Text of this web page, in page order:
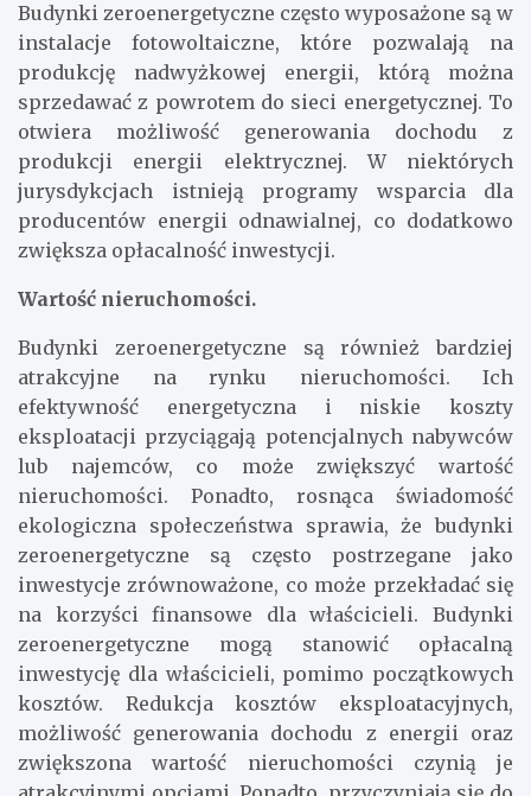
Budynki zeroenergetyczne często wyposażone są w
instalacje fotowoltaiczne, które pozwalają na
produkcję nadwyżkowej energii, którą można
sprzedawać z powrotem do sieci energetycznej. To
otwiera możliwość generowania dochodu z
produkcji energii elektrycznej. W niektórych
jurysdykcjach istnieją programy wsparcia dla
producentów energii odnawialnej, co dodatkowo
zwiększa opłacalność inwestycji.
Wartość nieruchomości.
Budynki zeroenergetyczne są również bardziej
atrakcyjne na rynku nieruchomości. Ich
efektywność energetyczna i niskie koszty
eksploatacji przyciągają potencjalnych nabywców
lub najemców, co może zwiększyć wartość
nieruchomości. Ponadto, rosnąca świadomość
ekologiczna społeczeństwa sprawia, że budynki
zeroenergetyczne są często postrzegane jako
inwestycje zrównoważone, co może przekładać się
na korzyści finansowe dla właścicieli. Budynki
zeroenergetyczne mogą stanowić opłacalną
inwestycję dla właścicieli, pomimo początkowych
kosztów. Redukcja kosztów eksploatacyjnych,
możliwość generowania dochodu z energii oraz
zwiększona wartość nieruchomości czynią je